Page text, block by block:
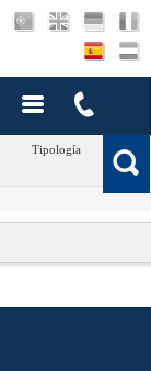
Tipología Área